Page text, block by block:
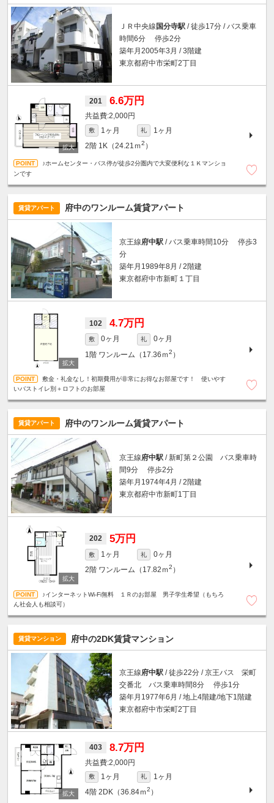
ＪＲ中央線 国分寺駅 / 徒歩17分 / バス乗車
時間6分 停歩2分
築年月2005年3月 / 3階建
東京都府中市栄町2丁目
201 6.6万円
2,000円
敷 1ヶ月 礼
1ヶ月
2階 1K（24.21ｍ2 ）
♪ホームセンター・バス停が徒歩2分圏内で大変便利な１Ｋマンショ
ンです
賃貸アパート 府中のワンルーム賃貸アパート
京王線府中駅 / バス乗車時間10分 停歩3
分
築年月1989年8月 / 2階建
東京都府中市新町１丁目
102 4.7万円
敷 0ヶ月 礼
0ヶ月
1階 ワンルーム（17.36ｍ2 ）
敷金・礼金なし！初期費用が非常にお得なお部屋です！ 使いやす
いバストイレ別＋ロフトのお部屋
賃貸アパート 府中のワンルーム賃貸アパート
京王線府中駅 / 新町第２公園 バス乗車時
間9分 停歩2分
築年月1974年4月 / 2階建
東京都府中市新町1丁目
202 5万円
敷 1ヶ月 礼
0ヶ月
2階 ワンルーム（17.82ｍ2 ）
♪インターネットWi-Fi無料 １Ｒのお部屋 男子学生希望（もちろ
ん社会人も相談可）
賃貸マンション 府中の2DK賃貸マンション
京王線府中駅 / 徒歩22分 / 京王バス 栄町
交番北 バス乗車時間8分 停歩1分
築年月1977年6月 / 地上4階建/地下1階建
東京都府中市栄町2丁目
403 8.7万円
2,000円
敷 1ヶ月 礼
1ヶ月
4階 2DK（36.84ｍ2 ）